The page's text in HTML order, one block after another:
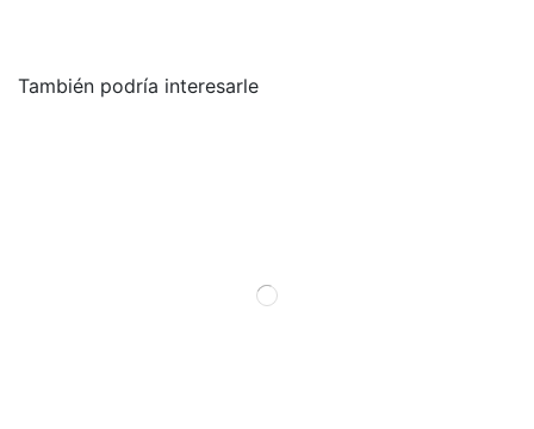
También podría interesarle